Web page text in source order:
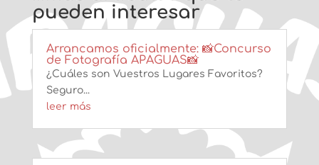
pueden interesar
Arrancamos oficialmente: 📸Concurso
de Fotografía APAGUAS📸
¿Cuáles son Vuestros Lugares Favoritos?
Seguro...
leer más